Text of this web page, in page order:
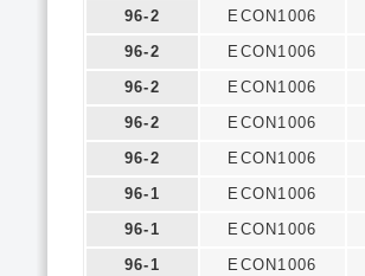
96-2
ECON1006
96-2
ECON1006
96-2
ECON1006
96-2
ECON1006
96-2
ECON1006
96-1
ECON1006
96-1
ECON1006
96-1
ECON1006